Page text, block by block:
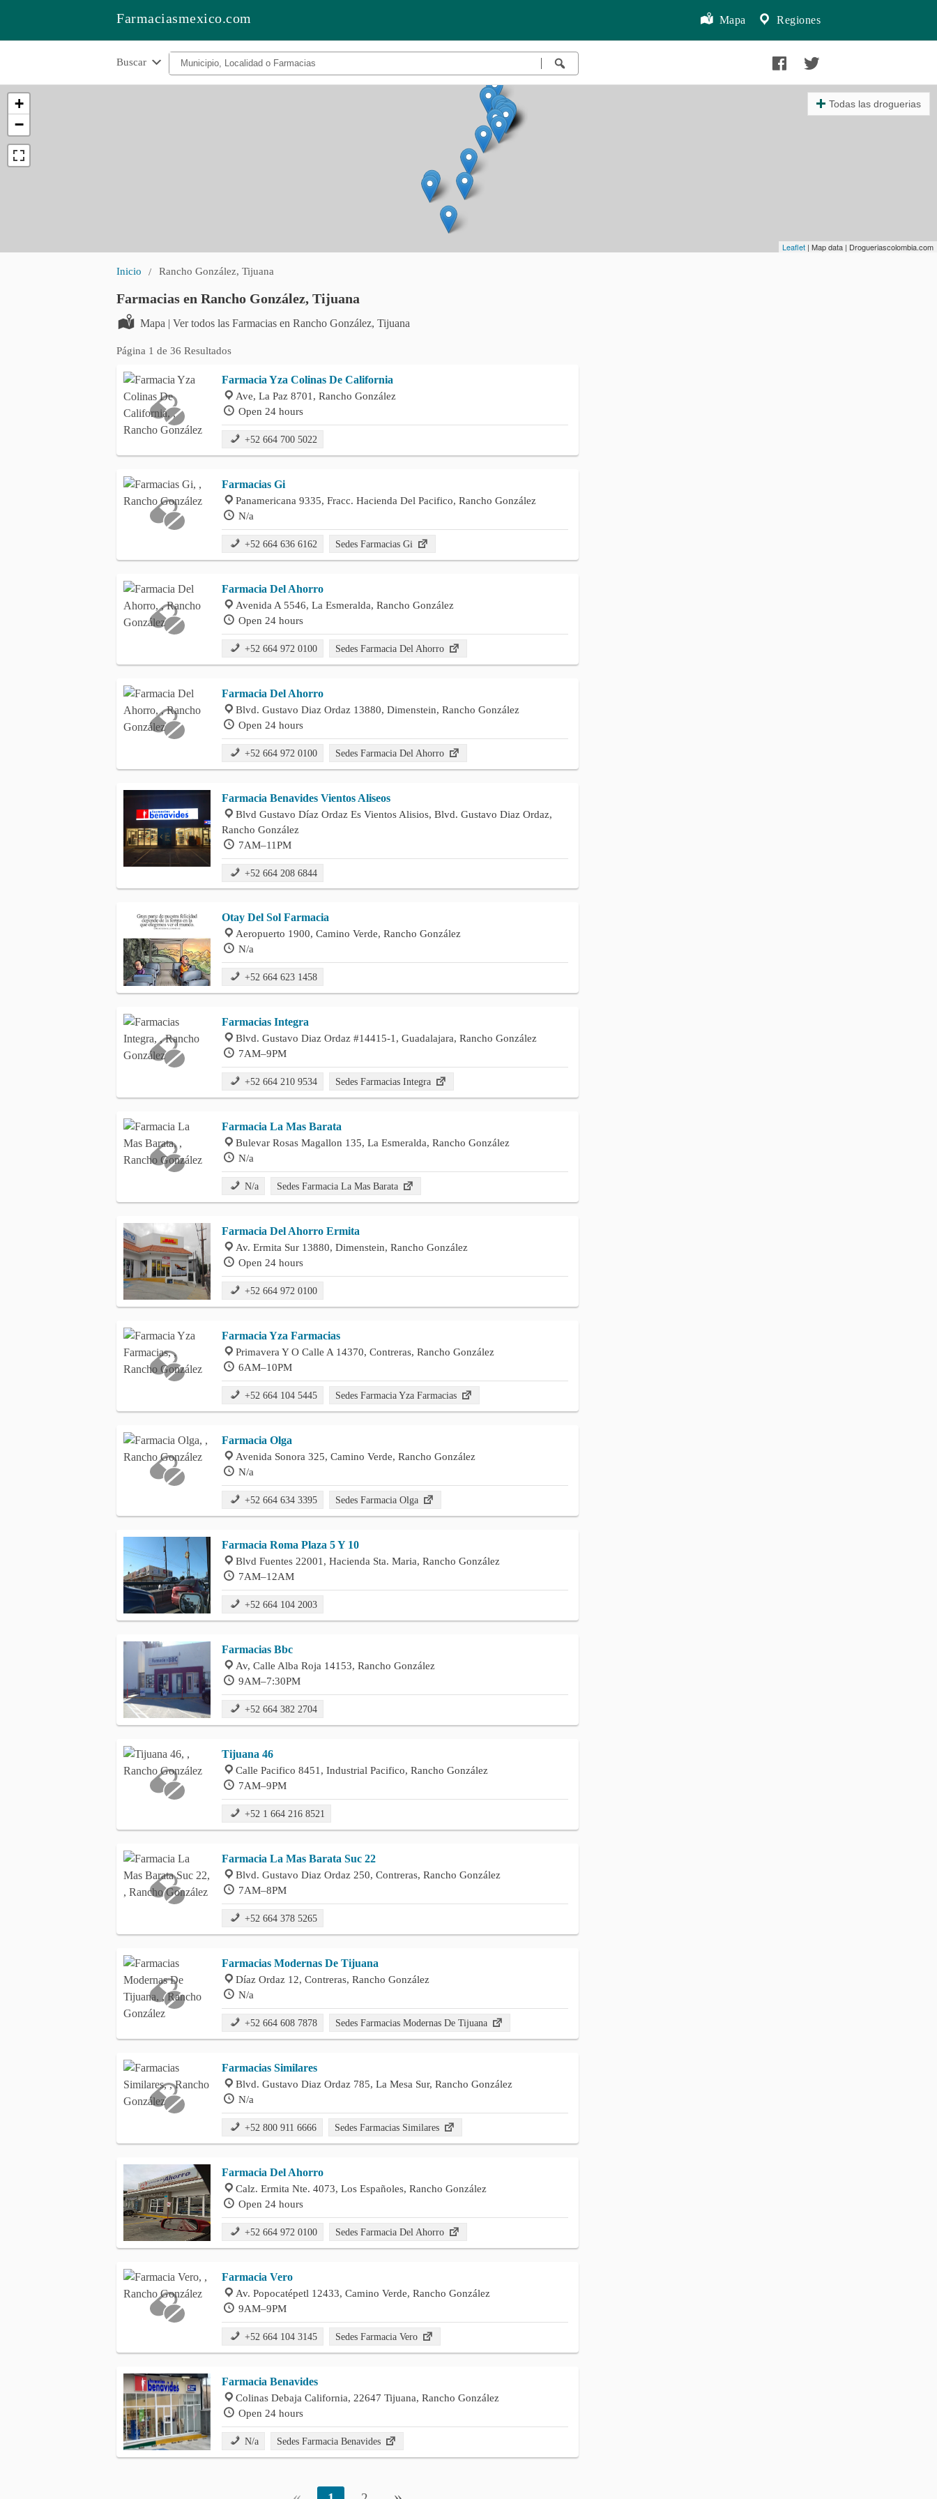
Regiones
Mapa
Farmaciasmexico.com
Buscar
+
−
Todas las droguerias
Leaflet | Map data | Drogueriascolombia.com
Inicio Rancho González, Tijuana
Farmacias en Rancho González, Tijuana
Mapa | Ver todos las Farmacias en Rancho González, Tijuana
Página 1 de 36 Resultados
Farmacia Yza Colinas De California
Ave, La Paz 8701, Rancho González
Open 24 hours
+52 664 700 5022
Farmacias Gi
Panamericana 9335, Fracc. Hacienda Del Pacifico, Rancho González
N/a
+52 664 636 6162 Sedes Farmacias Gi
Farmacia Del Ahorro
Avenida A 5546, La Esmeralda, Rancho González
Open 24 hours
+52 664 972 0100 Sedes Farmacia Del Ahorro
Farmacia Del Ahorro
Blvd. Gustavo Diaz Ordaz 13880, Dimenstein, Rancho González
Open 24 hours
+52 664 972 0100 Sedes Farmacia Del Ahorro
Farmacia Benavides Vientos Aliseos
Blvd Gustavo Díaz Ordaz Es Vientos Alisios, Blvd. Gustavo Diaz Ordaz,
Rancho González
7AM–11PM
+52 664 208 6844
Otay Del Sol Farmacia
Aeropuerto 1900, Camino Verde, Rancho González
N/a
+52 664 623 1458
Farmacias Integra
Blvd. Gustavo Diaz Ordaz #14415-1, Guadalajara, Rancho González
7AM–9PM
+52 664 210 9534 Sedes Farmacias Integra
Farmacia La Mas Barata
Bulevar Rosas Magallon 135, La Esmeralda, Rancho González
N/a
N/a Sedes Farmacia La Mas Barata
Farmacia Del Ahorro Ermita
Av. Ermita Sur 13880, Dimenstein, Rancho González
Open 24 hours
+52 664 972 0100
Farmacia Yza Farmacias
Primavera Y O Calle A 14370, Contreras, Rancho González
6AM–10PM
+52 664 104 5445 Sedes Farmacia Yza Farmacias
Farmacia Olga
Avenida Sonora 325, Camino Verde, Rancho González
N/a
+52 664 634 3395 Sedes Farmacia Olga
Farmacia Roma Plaza 5 Y 10
Blvd Fuentes 22001, Hacienda Sta. Maria, Rancho González
7AM–12AM
+52 664 104 2003
Farmacias Bbc
Av, Calle Alba Roja 14153, Rancho González
9AM–7:30PM
+52 664 382 2704
Tijuana 46
Calle Pacifico 8451, Industrial Pacifico, Rancho González
7AM–9PM
+52 1 664 216 8521
Farmacia La Mas Barata Suc 22
Blvd. Gustavo Diaz Ordaz 250, Contreras, Rancho González
7AM–8PM
+52 664 378 5265
Farmacias Modernas De Tijuana
Díaz Ordaz 12, Contreras, Rancho González
N/a
+52 664 608 7878 Sedes Farmacias Modernas De Tijuana
Farmacias Similares
Blvd. Gustavo Diaz Ordaz 785, La Mesa Sur, Rancho González
N/a
+52 800 911 6666 Sedes Farmacias Similares
Farmacia Del Ahorro
Calz. Ermita Nte. 4073, Los Españoles, Rancho González
Open 24 hours
+52 664 972 0100 Sedes Farmacia Del Ahorro
Farmacia Vero
Av. Popocatépetl 12433, Camino Verde, Rancho González
9AM–9PM
+52 664 104 3145 Sedes Farmacia Vero
Farmacia Benavides
Colinas Debaja California, 22647 Tijuana, Rancho González
Open 24 hours
N/a Sedes Farmacia Benavides